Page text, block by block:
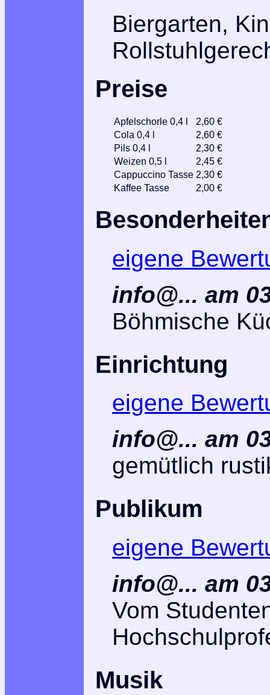
Biergarten,
Preise
Apfelschorle 0,4 l
2,60 €
Cola 0,4 l
2,60 €
Pils 0,4 l
2,30 €
Weizen 0,5 l
2,45 €
Cappuccino Tasse 2,30 €
Kaffee Tasse
2,00 €
eigene
info@... am
Böhmische
Einrichtung
eigene
info@... am
gemütlich
Publikum
eigene
info@... am
Vom
Musik